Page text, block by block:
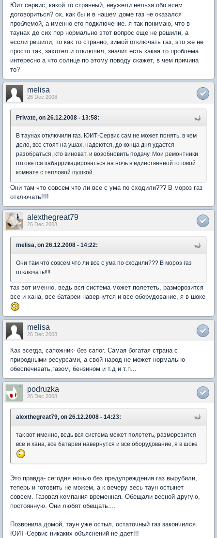
Юит сервис, какой то странный, неужели нельзя обо всем
договориться? ох, как бы и в нашем доме газ не оказался
проблемой, а именно его подключение. я так понимаю, что в
таунах до сих пор нормально этот вопрос еще не решили, а
ессли решили, то как то странно, зимой отключать газ, это же не
просто так, захотел и отключил, значит есть какая то проблема.
интересно а что солнце по этому поводу скажет, в чем причина
то?
melisa
26 Dec 2008
Private, on 26.12.2008 - 13:58:
В таунах отключили газ. ЮИТ-Сервис сам не может понять, в чем
дело, все стоят на ушах, надеются, до конца дня удастся
разобраться, кто виноват, и возобновить подачу. Мои ремонтники
готовятся забаррикадироваться на ночь в единственной готовой
комнате с тепловой пушкой.
Они там что совсем что ли все с ума по сходили??? В мороз газ
отключать!!!!
alexthegreat79
26 Dec 2008
melisa, on 26.12.2008 - 14:22:
Они там что совсем что ли все с ума по сходили??? В мороз газ
отключать!!!!
так вот именно, ведь вся система может полететь, разморозится
все и хана, все батареи навернутся и все оборудование, я в шоке
melisa
26 Dec 2008
Как всегда, сапожник- без сапог. Самая богатая страна с
природными ресурсами, а свой народ не может нормально
обеспечивать,газом, бензином и т.д и т.п...
podruzka
26 Dec 2008
alexthegreat79, on 26.12.2008 - 14:23:
так вот именно, ведь вся система может полететь, разморозится
все и хана, все батареи навернутся и все оборудование, я в шоке
Это правда- сегодня ночью без предупреждения газ вырубили,
теперь и готовить не можем, а к вечеру весь таун остынет
совсем. Газовая компания временная. Обещали весной другую,
постоянную. Они любят обещать....
Позвонила домой, таун уже остыл, остаточный газ закончился.
ЮИТ-Сервис никаких объяснений не дает!!!